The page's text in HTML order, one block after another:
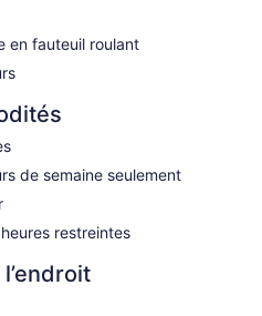
en fauteuil roulant
de semaine seulement
restreintes